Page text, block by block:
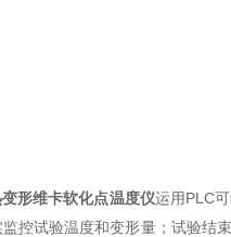
形维卡软化点温度仪运用PLC
控试验温度和变形量；试验结